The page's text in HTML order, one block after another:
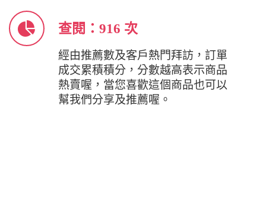
查閱：916 次
經由推薦數及客戶熱門拜訪，訂單
成交累積積分，分數越高表示商品
熱賣喔，當您喜歡這個商品也可以
幫我們分享及推薦喔。